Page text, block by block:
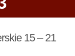
15 – 21